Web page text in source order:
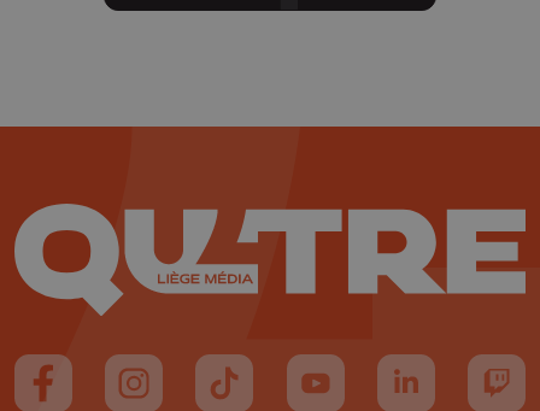
Suivez-nous sur FaceBook
Suivez-nous sur Instagram
Suivez-nous sur TikTok
Suivez-nous sur YouTube
Suivez-nous